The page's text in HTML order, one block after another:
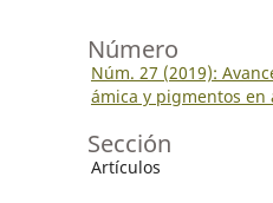
Número
Núm. 27 (2019):
ámica y pigmentos en
Sección
Artículos